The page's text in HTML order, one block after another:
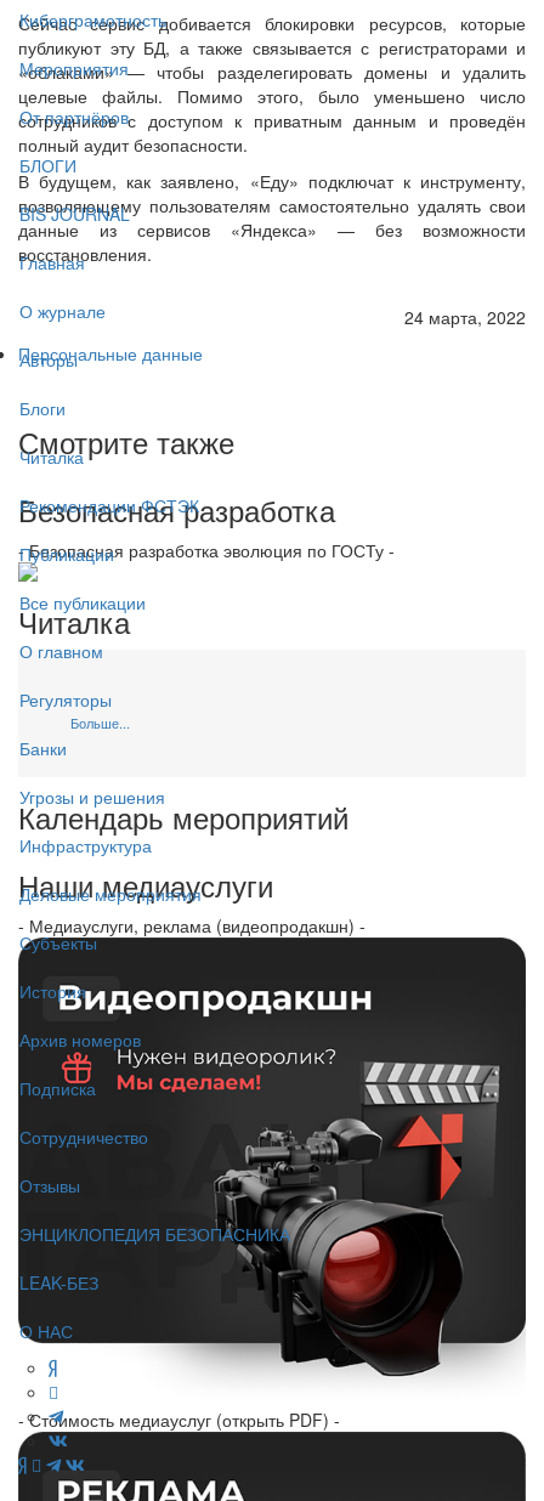
Киберграмотность
Мероприятия
От партнёров
БЛОГИ
BIS JOURNAL
Главная
О журнале
Авторы
Блоги
Читалка
Рекомендации ФСТЭК
Публикации
Все публикации
О главном
Регуляторы
Банки
Угрозы и решения
Инфраструктура
Деловые мероприятия
Субъекты
История
Архив номеров
Подписка
Сотрудничество
Отзывы
ЭНЦИКЛОПЕДИЯ БЕЗОПАСНИКА
LEAK-БЕЗ
О НАС
Сейчас сервис добивается блокировки ресурсов, которые
публикуют эту БД, а также связывается с регистраторами и
«облаками» — чтобы разделегировать домены и удалить
целевые файлы. Помимо этого, было уменьшено число
сотрудников с доступом к приватным данным и проведён
полный аудит безопасности.
В будущем, как заявлено, «Еду» подключат к инструменту,
позволяющему пользователям самостоятельно удалять свои
данные из сервисов «Яндекса» — без возможности
восстановления.
24 марта, 2022
Персональные данные
Смотрите также
Безопасная разработка
- Безопасная разработка эволюция по ГОСТу -
Читалка
Больше...
Календарь мероприятий
Наши медиауслуги
- Медиауслуги, реклама (видеопродакшн) -
- Стоимость медиауслуг (открыть PDF) -